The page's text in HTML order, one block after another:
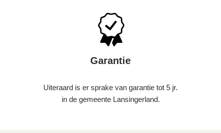
Garantie
Uiteraard is er sprake van garantie tot 5 jr.
in de gemeente Lansingerland.